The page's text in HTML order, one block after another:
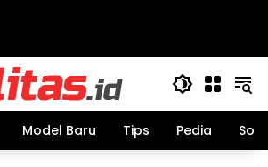
Model Baru Tips Pedia